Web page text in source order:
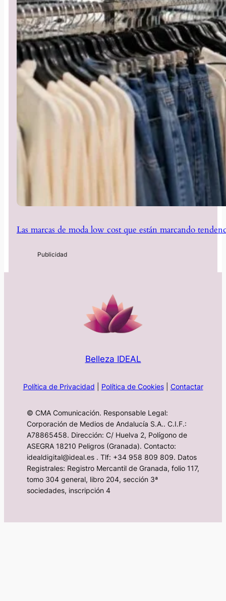
Las marcas de moda low cost que están marcando
Belleza IDEAL
Política de Privacidad Política de Cookies| Contactar
© CMA Comunicación. Responsable Legal:
Corporación de Medios de Andalucía S.A.. C.I.F.:
A78865458. Dirección: C/ Huelva 2, Polígono de
ASEGRA 18210 Peligros (Granada). Contacto:
idealdigital@ideal.es . Tlf: +34 958 809 809. Datos
Registrales: Registro Mercantil de Granada, folio 117,
tomo 304 general, libro 204, sección 3ª
sociedades, inscripción 4